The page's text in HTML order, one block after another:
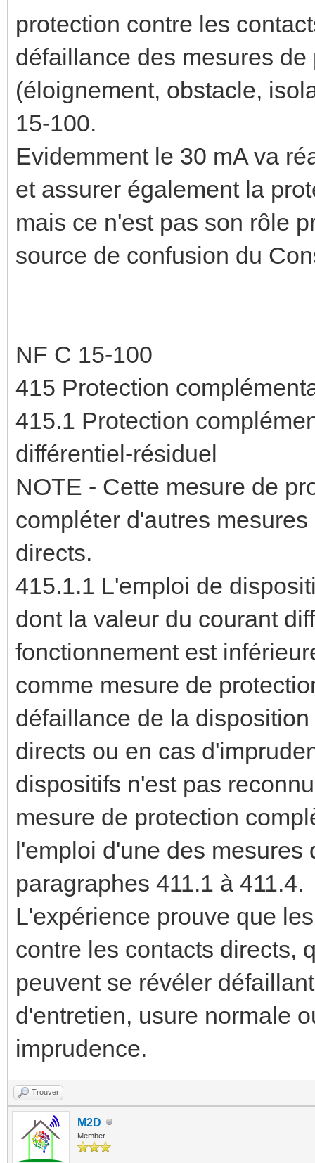
protection contre les
défaillance des mesures
(éloignement, obstacle,
15-100.
Evidemment le 30 mA va
et assurer également la
mais ce n'est pas son rôle
source de confusion du
NF C 15-100
415 Protection
415.1 Protection
différentiel-résiduel
NOTE - Cette mesure de
compléter d'autres
directs.
415.1.1 L'emploi de
dont la valeur du courant
fonctionnement est
comme mesure de
défaillance de la
directs ou en cas
dispositifs n'est pas
mesure de protection
l'emploi d'une des
paragraphes 411.1 à 411.4.
L'expérience prouve que
contre les contacts directs,
peuvent se révéler
d'entretien, usure normale
imprudence.
Trouver
M2D
Member